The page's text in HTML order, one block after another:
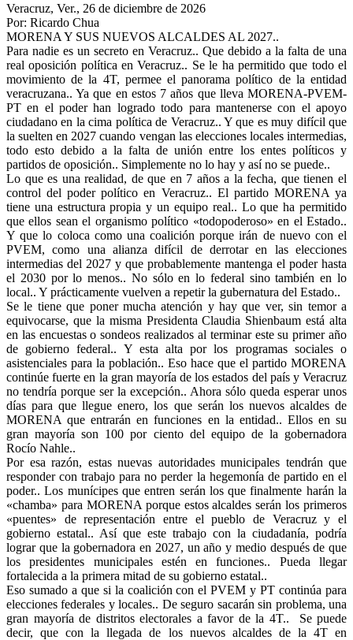
Veracruz, Ver., 26 de diciembre de 2026
Por: Ricardo Chua
MORENA Y SUS NUEVOS ALCALDES AL 2027..
Para nadie es un secreto en Veracruz.. Que debido a la falta de una
real oposición política en Veracruz.. Se le ha permitido que todo el
movimiento de la 4T, permee el panorama político de la entidad
veracruzana.. Ya que en estos 7 años que lleva MORENA-PVEM-
PT en el poder han logrado todo para mantenerse con el apoyo
ciudadano en la cima política de Veracruz.. Y que es muy difícil que
la suelten en 2027 cuando vengan las elecciones locales intermedias,
todo esto debido a la falta de unión entre los entes políticos y
partidos de oposición.. Simplemente no lo hay y así no se puede..
Lo que es una realidad, de que en 7 años a la fecha, que tienen el
control del poder político en Veracruz.. El partido MORENA ya
tiene una estructura propia y un equipo real.. Lo que ha permitido
que ellos sean el organismo político «todopoderoso» en el Estado..
Y que lo coloca como una coalición porque irán de nuevo con el
PVEM, como una alianza difícil de derrotar en las elecciones
intermedias del 2027 y que probablemente mantenga el poder hasta
el 2030 por lo menos.. No sólo en lo federal sino también en lo
local.. Y prácticamente vuelven a repetir la gubernatura del Estado..
Se le tiene que poner mucha atención y hay que ver, sin temor a
equivocarse, que la misma Presidenta Claudia Shienbaum está alta
en las encuestas o sondeos realizados al terminar este su primer año
de gobierno federal.. Y esta alta por los programas sociales o
asistenciales para la población.. Eso hace que el partido MORENA
continúe fuerte en la gran mayoría de los estados del país y Veracruz
no tendría porque ser la excepción.. Ahora sólo queda esperar unos
días para que llegue enero, los que serán los nuevos alcaldes de
MORENA que entrarán en funciones en la entidad.. Ellos en su
gran mayoría son 100 por ciento del equipo de la gobernadora
Rocío Nahle..
Por esa razón, estas nuevas autoridades municipales tendrán que
responder con trabajo para no perder la hegemonía de partido en el
poder.. Los munícipes que entren serán los que finalmente harán la
«chamba» para MORENA porque estos alcaldes serán los primeros
«puentes» de representación entre el pueblo de Veracruz y el
gobierno estatal.. Así que este trabajo con la ciudadanía, podría
lograr que la gobernadora en 2027, un año y medio después de que
los presidentes municipales estén en funciones.. Pueda llegar
fortalecida a la primera mitad de su gobierno estatal..
Eso sumado a que si la coalición con el PVEM y PT continúa para
elecciones federales y locales.. De seguro sacarán sin problema, una
gran mayoría de distritos electorales a favor de la 4T.. Se puede
decir, que con la llegada de los nuevos alcaldes de la 4T en